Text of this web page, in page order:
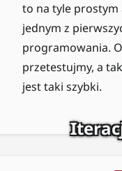
to na tyle prostym
jednym z
programowania.
przetestujmy, a
jest taki szybki.